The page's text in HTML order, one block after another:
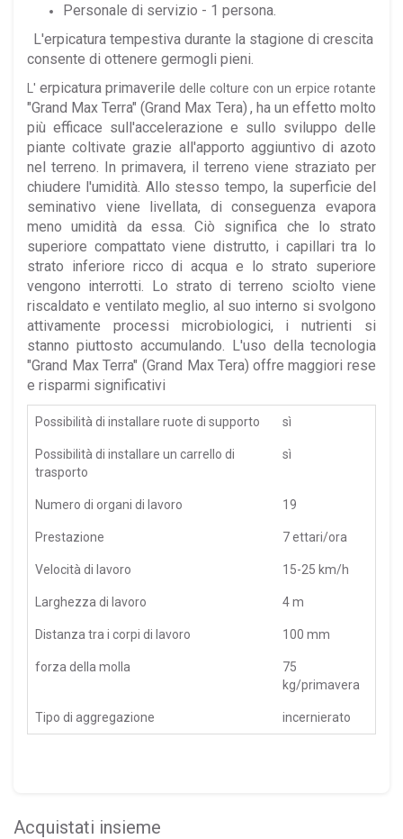
Personale di servizio - 1 persona.
L'erpicatura tempestiva durante la stagione di crescita
consente di ottenere germogli pieni.
L' erpicatura primaverile delle colture con un erpice rotante
"Grand Max Terra" (Grand Max Tera) , ha un effetto molto
più efficace sull'accelerazione e sullo sviluppo delle
piante coltivate grazie all'apporto aggiuntivo di azoto
nel terreno. In primavera, il terreno viene straziato per
chiudere l'umidità. Allo stesso tempo, la superficie del
seminativo viene livellata, di conseguenza evapora
meno umidità da essa. Ciò significa che lo strato
superiore compattato viene distrutto, i capillari tra lo
strato inferiore ricco di acqua e lo strato superiore
vengono interrotti. Lo strato di terreno sciolto viene
riscaldato e ventilato meglio, al suo interno si svolgono
attivamente processi microbiologici, i nutrienti si
stanno piuttosto accumulando.
L'uso della tecnologia
"Grand Max Terra" (Grand Max Tera) offre maggiori rese
e risparmi significativi
Possibilità di installare ruote di supporto sì
Possibilità di installare un carrello di
trasporto
sì
Numero di organi di lavoro 19
Prestazione 7 ettari/ora
Velocità di lavoro 15-25 km/h
Larghezza di lavoro 4 m
Distanza tra i corpi di lavoro 100 mm
forza della molla
75
kg/primavera
Tipo di aggregazione incernierato
Acquistati insieme